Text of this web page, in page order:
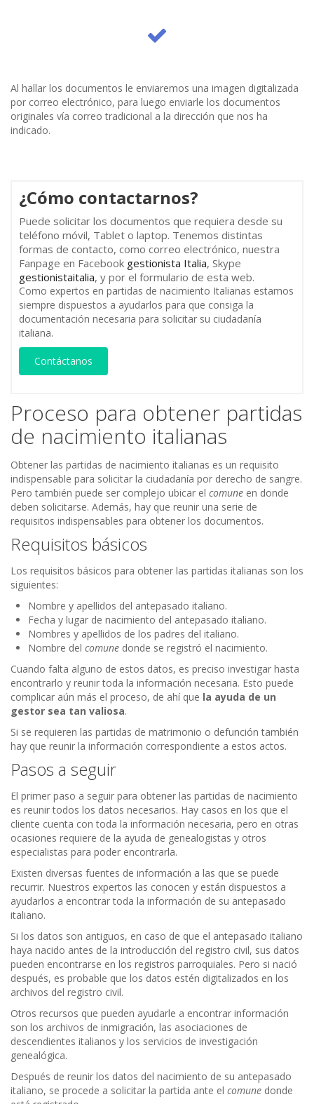
Al hallar los documentos le enviaremos una imagen digitalizada
por correo electrónico, para luego enviarle los documentos
originales vía correo tradicional a la dirección que nos ha
indicado.
¿Cómo contactarnos?
Puede solicitar los documentos que requiera desde su
teléfono móvil, Tablet o laptop. Tenemos distintas
formas de contacto, como correo electrónico, nuestra
Fanpage en Facebook gestionista Italia, Skype
gestionistaitalia, y por el formulario de esta web.
Como expertos en partidas de nacimiento Italianas estamos
siempre dispuestos a ayudarlos para que consiga la
documentación necesaria para solicitar su ciudadanía
italiana.
Contáctanos
Proceso para obtener partidas
de nacimiento italianas
Obtener las partidas de nacimiento italianas es un requisito
indispensable para solicitar la ciudadanía por derecho de sangre.
Pero también puede ser complejo ubicar el comune en donde
deben solicitarse. Además, hay que reunir una serie de
requisitos indispensables para obtener los documentos.
Requisitos básicos
Los requisitos básicos para obtener las partidas italianas son los
siguientes:
Nombre y apellidos del antepasado italiano.
Fecha y lugar de nacimiento del antepasado italiano.
Nombres y apellidos de los padres del italiano.
Nombre del comune donde se registró el nacimiento.
Cuando falta alguno de estos datos, es preciso investigar hasta
encontrarlo y reunir toda la información necesaria. Esto puede
complicar aún más el proceso, de ahí que la ayuda de un
gestor sea tan valiosa.
Si se requieren las partidas de matrimonio o defunción también
hay que reunir la información correspondiente a estos actos.
Pasos a seguir
El primer paso a seguir para obtener las partidas de nacimiento
es reunir todos los datos necesarios. Hay casos en los que el
cliente cuenta con toda la información necesaria, pero en otras
ocasiones requiere de la ayuda de genealogistas y otros
especialistas para poder encontrarla.
Existen diversas fuentes de información a las que se puede
recurrir. Nuestros expertos las conocen y están dispuestos a
ayudarlos a encontrar toda la información de su antepasado
italiano.
Si los datos son antiguos, en caso de que el antepasado italiano
haya nacido antes de la introducción del registro civil, sus datos
pueden encontrarse en los registros parroquiales. Pero si nació
después, es probable que los datos estén digitalizados en los
archivos del registro civil.
Otros recursos que pueden ayudarle a encontrar información
son los archivos de inmigración, las asociaciones de
descendientes italianos y los servicios de investigación
genealógica.
Después de reunir los datos del nacimiento de su antepasado
italiano, se procede a solicitar la partida ante el comune donde